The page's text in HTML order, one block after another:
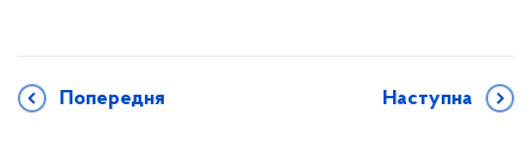
Попередня Наступна